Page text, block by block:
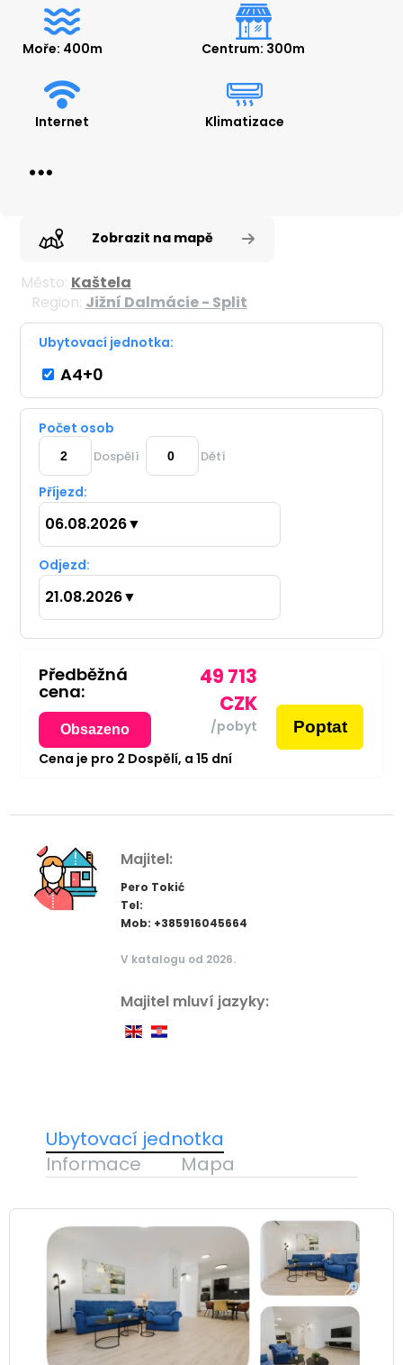
Moře: 400m Centrum: 300m
Internet Klimatizace
Zobrazit na mapě
Město: Kaštela
Region: Jižní Dalmácie - Split
Ubytovací jednotka:
A4+0
Počet osob
Dospělí Dětí
Příjezd:
06.08.2026▼
Odjezd:
21.08.2026▼
Předběžná
cena:
Obsazeno
49 713
CZK
/pobyt Poptat
Cena je pro 2 Dospělí, a 15 dní
Majitel:
Pero Tokić
Tel:
Mob: +385916045664
V katalogu od 2026.
Majitel mluví jazyky:
Ubytovací jednotka
Informace
Mapa